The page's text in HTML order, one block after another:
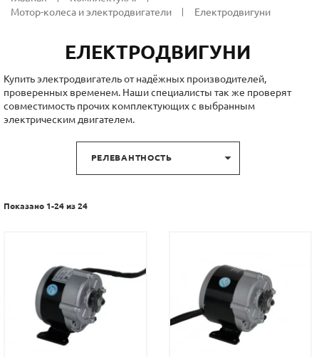
Мотор-колеса и электродвигатели
Електродвигуни
ЕЛЕКТРОДВИГУНИ
Купить электродвигатель от надёжных производителей,
проверенных временем. Наши специалисты так же проверят
совместимость прочих комплектующих с выбранным
электрическим двигателем.
РЕЛЕВАНТНОСТЬ 
Показано 1-24 из 24